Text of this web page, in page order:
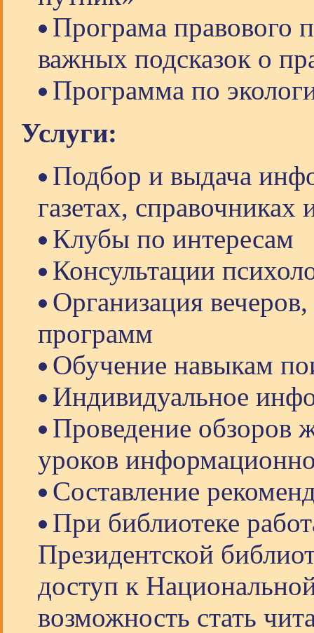
Програма правового
важных подсказок о
Программа по
Услуги:
Подбор и выдача
газетах, справочниках
Клубы по интересам
Консультации
Организация
программ
Обучение навыкам
Индивидуальное
Проведение обзоров
уроков
Составление
При библиотеке
Президентской
доступ к
возможность стать